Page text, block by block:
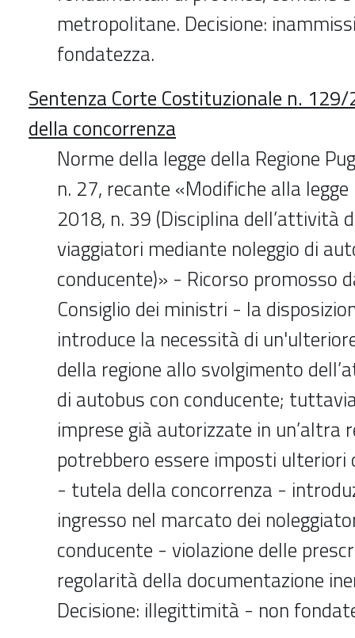
metropolitane. Decisione:
fondatezza.
Sentenza Corte Costituzionale n.
della concorrenza
Norme della legge della Regione
n. 27, recante «Modifiche alla
2018, n. 39 (Disciplina dell’attività
viaggiatori mediante noleggio di
conducente)» - Ricorso promosso
Consiglio dei ministri - la
introduce la necessità di
della regione allo svolgimento
di autobus con conducente;
imprese già autorizzate in un’altra
potrebbero essere imposti
- tutela della concorrenza -
ingresso nel marcato dei
conducente - violazione delle
regolarità della documentazione
Decisione: illegittimità - non